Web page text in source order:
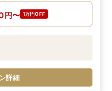
円〜 1万円OFF
詳細